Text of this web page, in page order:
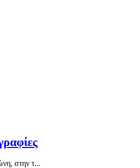
στην τ...